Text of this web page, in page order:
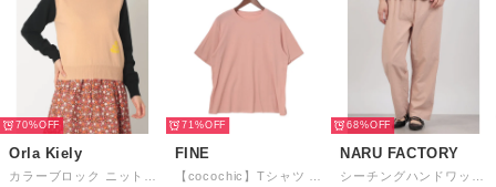
70%
Orla Kiely
71%
FINE
68%
NARU FACTORY